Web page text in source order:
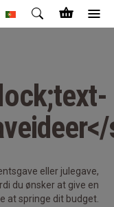
eller julegave,
du ønsker at give en
at springe dit budget.